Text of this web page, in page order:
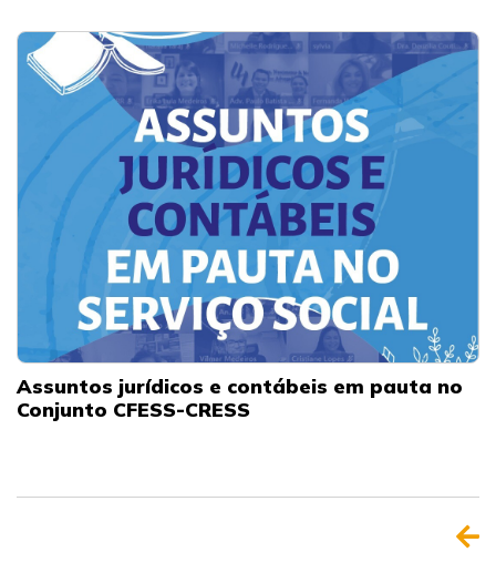
Assuntos jurídicos e contábeis em pauta no
Conjunto CFESS-CRESS